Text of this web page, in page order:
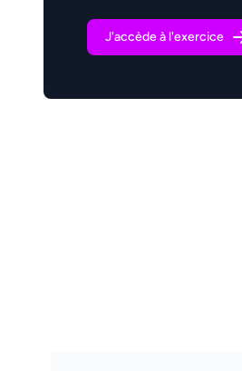
J'accède à l'exercice